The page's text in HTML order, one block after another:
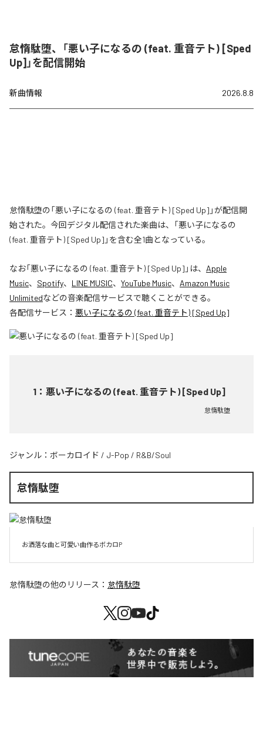
怠惰駄堕、「悪い子になるの (feat. 重音テト) [Sped
Up]」を配信開始
新曲情報 2026.8.8
怠惰駄堕の「悪い子になるの (feat. 重音テト) [Sped Up]」が配信開
始された。今回デジタル配信された楽曲は、「悪い子になるの
(feat. 重音テト) [Sped Up]」を含む全1曲となっている。
なお「悪い子になるの (feat. 重音テト) [Sped Up] 」は、 Apple
Music、 Spotify、 LINE MUSIC、 YouTube Music、 Amazon Music
Unlimitedなどの音楽配信サービスで聴くことができる。
各配信サービス： 悪い子になるの (feat. 重音テト) [Sped Up]
1 ： 悪い子になるの (feat. 重音テト) [Sped Up]
怠惰駄堕
ジャンル： ボーカロイド / J-Pop / R&B/Soul
怠惰駄堕
お洒落な曲と可愛い曲作るボカロP
怠惰駄堕の他のリリース： 怠惰駄堕